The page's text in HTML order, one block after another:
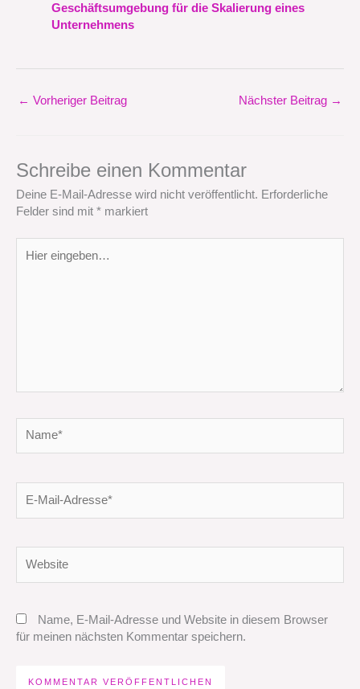
Geschäftsumgebung für die Skalierung eines
Unternehmens
← Vorheriger Beitrag Nächster Beitrag →
Schreibe einen Kommentar
Deine E-Mail-Adresse wird nicht veröffentlicht. Erforderliche
Felder sind mit * markiert
eingeben…
Mail-
Name, E-Mail-Adresse und Website in diesem Browser
für meinen nächsten Kommentar speichern.